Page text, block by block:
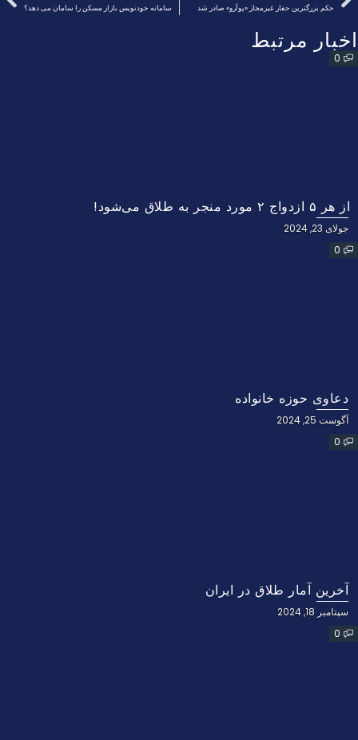
حکم بزرگترین حفار غیرمجاز «پوآرو» صادر شد سامانه خودنویس بازار مسکن را سامان می دهد؟
اخبار مرتبط
0
از هر ۵ ازدواج ۲ مورد منجر به طلاق می‌شود!
جولای 23, 2024
0
دعاوی حوزه خانواده
آگوست 25, 2024
0
آخرین آمار طلاق در ایران
سپتامبر 18, 2024
0